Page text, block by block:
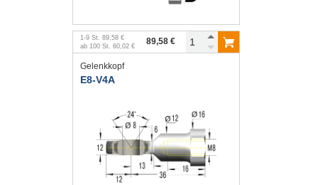
1 -9 St. 89,58 €
ab 100 St. 60,02 € 89,58 €
Gelenkkopf
E8-V4A